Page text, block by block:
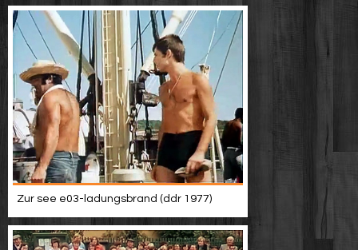
Zur see e03-ladungsbrand (ddr 1977)